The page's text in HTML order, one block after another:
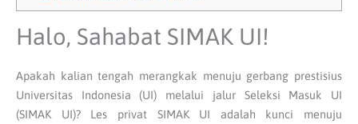
Halo, Sahabat SIMAK UI!
Apakah kalian tengah merangkak menuju gerbang prestisius
Universitas Indonesia (UI) melalui jalur Seleksi Masuk UI
(SIMAK UI)? Les privat SIMAK UI adalah kunci menuju